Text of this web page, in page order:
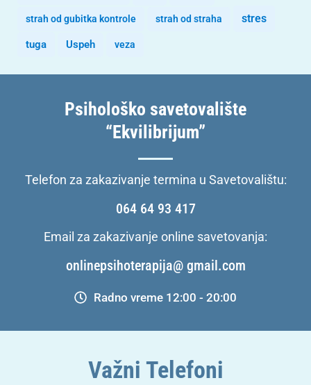
strah od gubitka kontrole strah od straha stres
tuga Uspeh veza
Psihološko savetovalište
“Ekvilibrijum”
Telefon za zakazivanje termina u Savetovalištu:
064 64 93 417
Email za zakazivanje online savetovanja:
onlinepsihoterapija@ gmail.com
Radno vreme 12:00 - 20:00
Važni Telefoni